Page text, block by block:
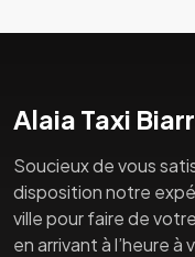
Alaia Taxi
Soucieux de vous
disposition notre
ville pour faire de
en arrivant à l’heure